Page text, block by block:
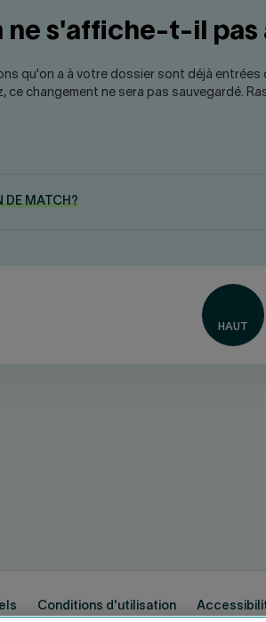
ne s'affiche-t-il pas
qu'on a à votre dossier sont déjà
ce changement ne sera pas sauvegardé.
DE MATCH?
Conditions d'utilisation